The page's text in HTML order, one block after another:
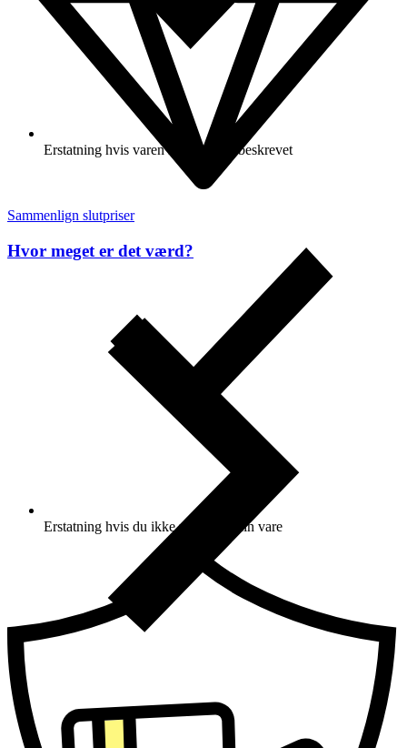
Erstatning hvis varen ikke er som beskrevet
Erstatning hvis du ikke modtager din vare
Sammenlign slutpriser
Hvor meget er det værd?